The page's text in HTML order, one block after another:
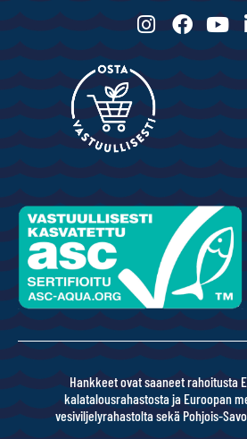
Hankkeet ovat saaneet rahoitusta
kalatalousrahastosta ja Euroopan
vesiviljelyrahastolta sekä Pohjois-